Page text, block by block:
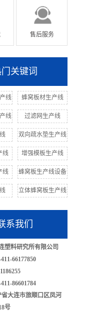
售后服务
关键词
线 蜂窝板材生产线
线 过滤网生产线
双向疏水垫生产线
线 增强模板生产线
线 蜂窝板生产线设备
立体蜂窝板生产线
系我们
塑料研究所有限公司
66177850
86601784
大连市旅顺口区凤河